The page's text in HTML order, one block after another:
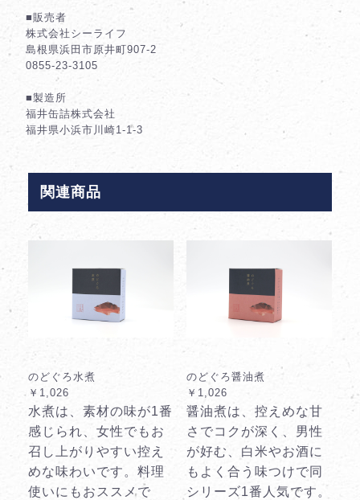
■販売者
株式会社シーライフ
島根県浜田市原井町907-2
0855-23-3105
■製造所
福井缶詰株式会社
福井県小浜市川崎1-1-3
関連商品
のどぐろ水煮
￥1,026
水煮は、素材の味が1番
感じられ、女性でもお
召し上がりやすい控え
めな味わいです。料理
使いにもおススメで
のどぐろ醤油煮
￥1,026
醤油煮は、控えめな甘
さでコクが深く、男性
が好む、白米やお酒に
もよく合う味つけで同
シリーズ1番人気です。